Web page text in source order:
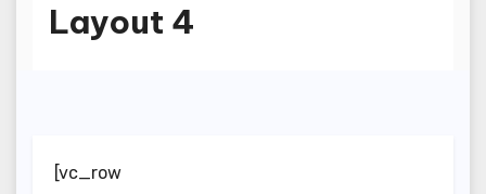
Layout 4
[vc_row